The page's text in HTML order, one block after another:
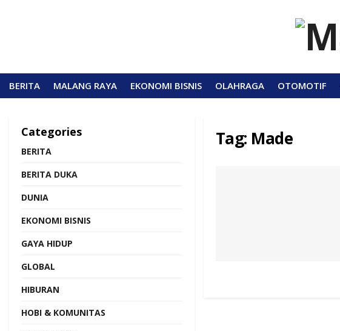
BERITA MALANG RAYA EKONOMI BISNIS OLAHRAGA OTOMOTIF
Tag: Made
Categories
BERITA
BERITA DUKA
DUNIA
EKONOMI BISNIS
GAYA HIDUP
GLOBAL
HIBURAN
HOBI & KOMUNITAS